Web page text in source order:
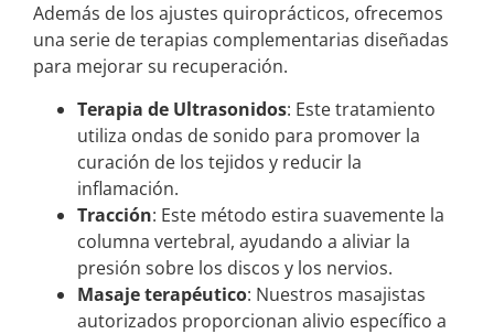
Además de los ajustes quiroprácticos, ofrecemos
una serie de terapias complementarias diseñadas
para mejorar su recuperación.
Terapia de Ultrasonidos: Este tratamiento
utiliza ondas de sonido para promover la
curación de los tejidos y reducir la
inflamación.
Tracción: Este método estira suavemente la
columna vertebral, ayudando a aliviar la
presión sobre los discos y los nervios.
Masaje terapéutico: Nuestros masajistas
autorizados proporcionan alivio específico a